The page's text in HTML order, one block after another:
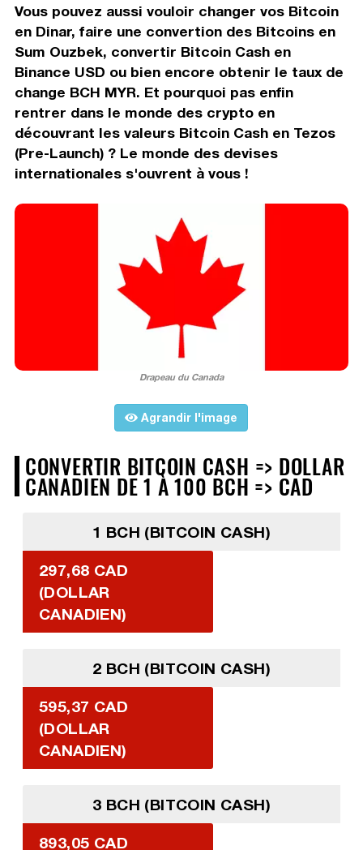
Vous pouvez aussi vouloir changer vos Bitcoin
en Dinar, faire une convertion des Bitcoins en
Sum Ouzbek, convertir Bitcoin Cash en
Binance USD ou bien encore obtenir le taux de
change BCH MYR. Et pourquoi pas enfin
rentrer dans le monde des crypto en
découvrant les valeurs Bitcoin Cash en Tezos
(Pre-Launch) ? Le monde des devises
internationales s'ouvrent à vous !
Drapeau du Canada
Agrandir l'image
CONVERTIR BITCOIN CASH => DOLLAR
CANADIEN DE 1 À 100 BCH => CAD
1 BCH (BITCOIN CASH)
297,68 CAD
(DOLLAR
CANADIEN)
2 BCH (BITCOIN CASH)
595,37 CAD
(DOLLAR
CANADIEN)
3 BCH (BITCOIN CASH)
893,05 CAD